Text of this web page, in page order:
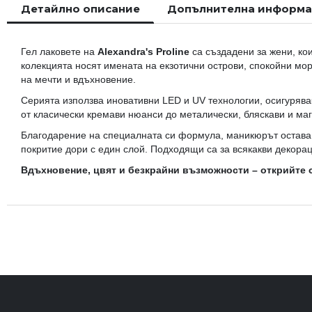
началото
на
със
снимки
Детайлно описание
Гел лаковете на Alexandra's Proline са създадени за жени,
колекцията носят имената на екзотични острови, спокойни
на мечти и вдъхновение.
Серията използва иновативни LED и UV технологии,
от класически кремави нюанси до металически, бляскави и
Благодарение на специалната си формула, маникюрът
покритие дори с един слой. Подходящи са за всякакви
Вдъхновение, цвят и безкрайни възможности –
Допълнителна